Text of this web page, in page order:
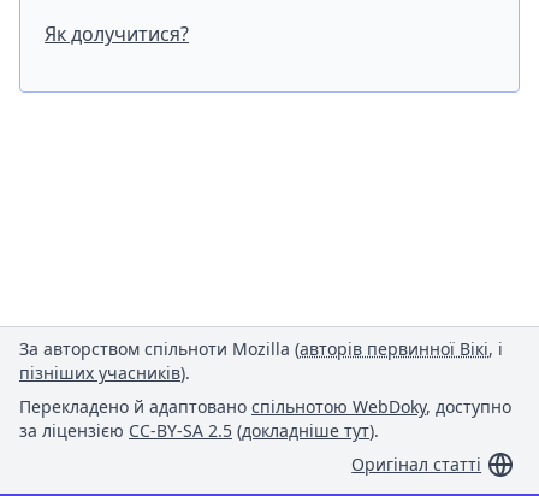
Як долучитися?
За авторством спільноти Mozilla (авторів первинної Вікі, і
пізніших учасників).
Перекладено й адаптовано спільнотою WebDoky, доступно
за ліцензією CC-BY-SA 2.5 (докладніше тут).
Оригінал статті